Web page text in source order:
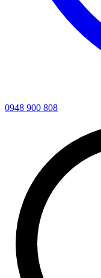
0948 900 808